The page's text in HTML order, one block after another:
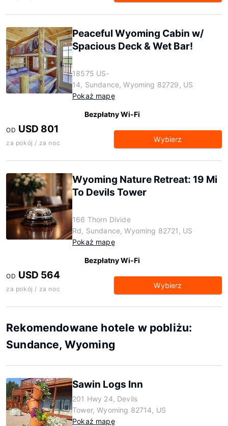
Peaceful Wyoming Cabin w/
Spacious Deck & Wet Bar!
18575 US-
14, Sundance, Wyoming 82729, US
Pokaż mapę
Bezpłatny Wi-Fi
OD USD 801
za pokój / za noc Wybierz
Wyoming Nature Retreat: 19 Mi
To Devils Tower
166 Thorn Divide
Rd, Sundance, Wyoming 82721, US
Pokaż mapę
Bezpłatny Wi-Fi
OD USD 564
za pokój / za noc Wybierz
Rekomendowane hotele w pobliżu:
Sundance, Wyoming
Sawin Logs Inn
201 Hwy 24, Devils
Tower, Wyoming 82714, US
Pokaż mapę